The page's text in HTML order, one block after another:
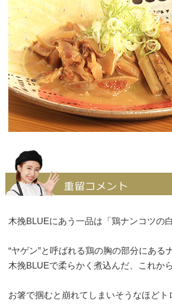
木挽BLUEにあう一品は「鶏ナンコツの
“ヤゲン”と呼ばれる鶏の胸の部分にある
木挽BLUEで柔らかく煮込んだ、これか
お箸で掴むと崩れてしまいそうなほどト